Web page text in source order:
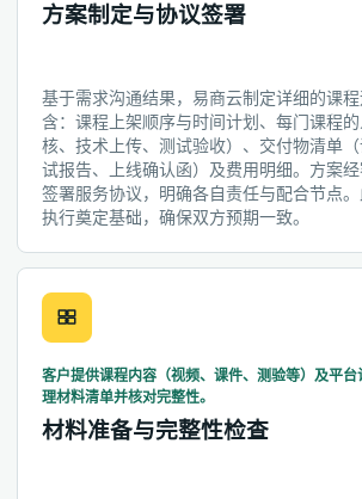
方案制定与协议签署
基于需求沟通结果，易商云制定详细的课
含：课程上架顺序与时间计划、每门课程
核、技术上传、测试验收）、交付物清单
试报告、上线确认函）及费用明细。方案
签署服务协议，明确各自责任与配合节点
执行奠定基础，确保双方预期一致。
客户提供课程内容（视频、课件、测验等）及平
理材料清单并核对完整性。
材料准备与完整性检查